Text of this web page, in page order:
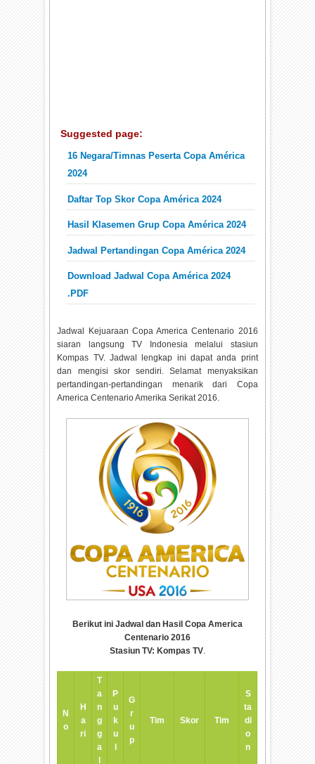
Suggested page:
16 Negara/Timnas Peserta Copa América
2024
Daftar Top Skor Copa América 2024
Hasil Klasemen Grup Copa América 2024
Jadwal Pertandingan Copa América 2024
Download Jadwal Copa América 2024
.PDF
Jadwal Kejuaraan Copa America Centenario 2016
siaran langsung TV Indonesia melalui stasiun
Kompas TV. Jadwal lengkap ini dapat anda print
dan mengisi skor sendiri. Selamat menyaksikan
pertandingan-pertandingan menarik dari Copa
America Centenario Amerika Serikat 2016.
Berikut ini Jadwal dan Hasil Copa America
Centenario 2016
Stasiun TV: Kompas TV.
N
o
H
a
ri
T
a
n
g
g
a
P
u
k
u
G
r
u
p
Tim Skor Tim
S
ta
di
o
n